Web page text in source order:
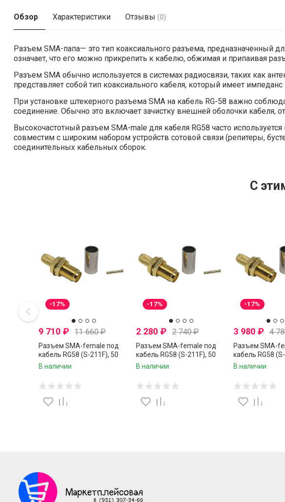
Обзор Характеристики Отзывы (0)
Разъем SMA-папа— это тип коаксиального разъема, предназначенный
означает, что его можно прикрепить к кабелю, обжимая и припаивая
Разъем SMA обычно используется в системах радиосвязи, таких как
представляет собой тип коаксиального кабеля, который имеет
При установке штекерного разъема SMA на кабель RG-58 важно
соединение. Обычно это включает зачистку внешней оболочки кабеля,
Высокочастотный разъем SMA-male для кабеля RG58 часто
совместим с широким набором устройств сотовой связи (репитеры,
соединительных кабельных сборок.
C
-17%
9 710 ₽ 11 660₽
Разъем SMA-female под
кабель RG58 (S-211F), 50
Ом, обжимной под пайку, 50
В наличии
-17%
2 280 ₽ 2 740₽
Разъем SMA-female под
кабель RG58 (S-211F), 50
Ом, обжимной под пайку, 10
В наличии
-17%
3 980 ₽ 4
Разъем SMA-
кабель RG58
Ом, обжимной
В наличии